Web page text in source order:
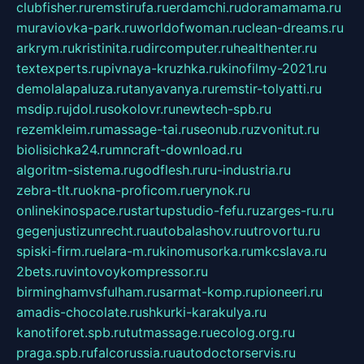
clubfisher.ruremstirufa.ruerdamchi.rudoramamama.ru
muraviovka-park.ruworldofwoman.ruclean-dreams.ru
arkrym.rukristinita.rudircomputer.ruhealthenter.ru
textexperts.rupivnaya-kruzhka.rukinofilmy-2021.ru
demolalapaluza.rutanyavanya.ruremstir-tolyatti.ru
msdip.rujdol.rusokolovr.runewtech-spb.ru
rezemkleim.rumassage-tai.ruseonub.ruzvonitut.ru
biolisichka24.rumncraft-download.ru
algoritm-sistema.rugodflesh.ruru-industria.ru
zebra-tlt.ruokna-proficom.ruerynok.ru
onlinekinospace.rustartupstudio-fefu.ruzarges-ru.ru
gegenjustizunrecht.ruautobalashov.ruutrovortu.ru
spiski-firm.ruelara-m.rukinomusorka.rumkcslava.ru
2bets.ruvintovoykompressor.ru
birminghamvsfulham.rusarmat-komp.rupioneeri.ru
amadis-chocolate.rushkurki-karakulya.ru
kanotiforet.spb.rututmassage.ruecolog.org.ru
praga.spb.rufalcorussia.ruautodoctorservis.ru